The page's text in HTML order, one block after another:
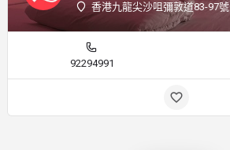
香港九龍尖沙咀彌敦道83-97號
92294991